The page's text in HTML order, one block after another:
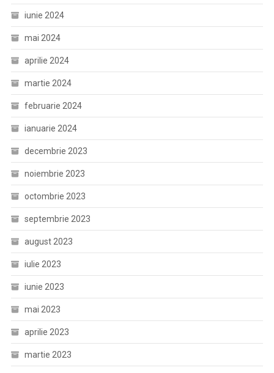
iunie 2024
mai 2024
aprilie 2024
martie 2024
februarie 2024
ianuarie 2024
decembrie 2023
noiembrie 2023
octombrie 2023
septembrie 2023
august 2023
iulie 2023
iunie 2023
mai 2023
aprilie 2023
martie 2023